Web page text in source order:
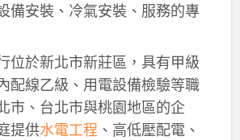
備安裝、冷氣安裝、服務的專
位於新北市新莊區，具有甲級
配線乙級、用電設備檢驗等職
市、台北市與桃園地區的企
提供水電工程 、高低壓配電、